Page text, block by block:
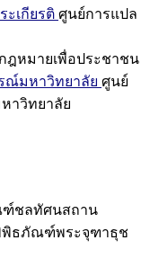
ะเกียรติ ศูนย์การแปล
ฎหมายเพื่อประชาชน
ณ์มหาวิทยาลัย ศูนย์
าวิทยาลัย
ชลทัศนสถาน
ธภัณฑ์พระจุฑาธุช